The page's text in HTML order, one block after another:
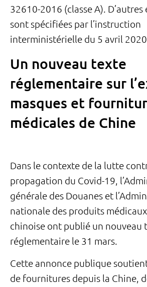
32610-2016 (classe A).
sont spécifiées par l’instruction
interministérielle du 5 avril
Un nouveau texte
réglementaire sur
masques et
médicales de Chine
Dans le contexte de la lutte
propagation du Covid-19,
générale des Douanes et
nationale des produits médicaux
chinoise ont publié un nouveau
réglementaire le 31 mars.
Cette annonce publique
de fournitures depuis la Chine,